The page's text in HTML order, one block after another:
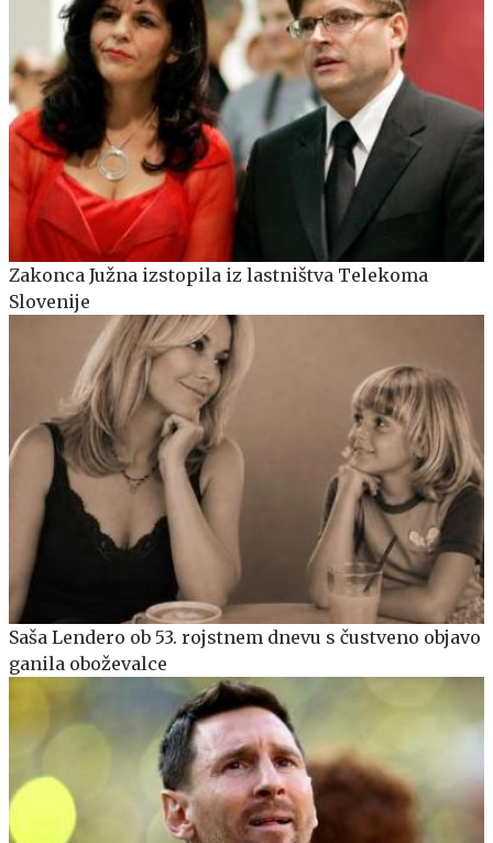
Zakonca Južna izstopila iz lastništva Telekoma
Slovenije
Saša Lendero ob 53. rojstnem dnevu s čustveno objavo
ganila oboževalce